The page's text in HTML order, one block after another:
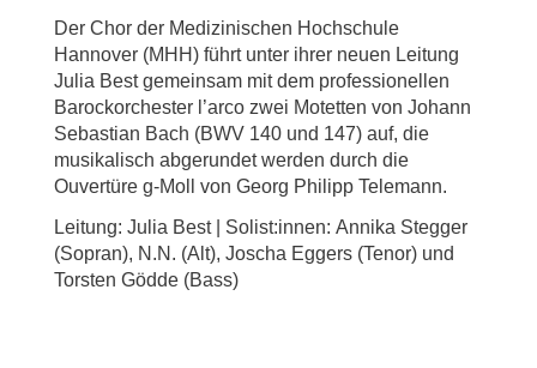
Der Chor der Medizinischen Hochschule
Hannover (MHH) führt unter ihrer neuen Leitung
Julia Best gemeinsam mit dem professionellen
Barockorchester l’arco zwei Motetten von Johann
Sebastian Bach (BWV 140 und 147) auf, die
musikalisch abgerundet werden durch die
Ouvertüre g-Moll von Georg Philipp Telemann.
Leitung: Julia Best | Solist:innen: Annika Stegger
(Sopran), N.N. (Alt), Joscha Eggers (Tenor) und
Torsten Gödde (Bass)